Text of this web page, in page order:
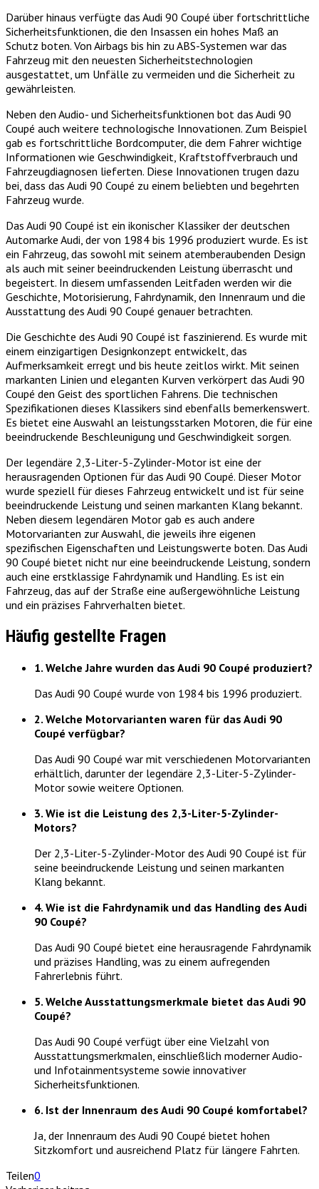
Darüber hinaus verfügte das Audi 90 Coupé über fortschrittliche
Sicherheitsfunktionen, die den Insassen ein hohes Maß an
Schutz boten. Von Airbags bis hin zu ABS-Systemen war das
Fahrzeug mit den neuesten Sicherheitstechnologien
ausgestattet, um Unfälle zu vermeiden und die Sicherheit zu
gewährleisten.
Neben den Audio- und Sicherheitsfunktionen bot das Audi 90
Coupé auch weitere technologische Innovationen. Zum Beispiel
gab es fortschrittliche Bordcomputer, die dem Fahrer wichtige
Informationen wie Geschwindigkeit, Kraftstoffverbrauch und
Fahrzeugdiagnosen lieferten. Diese Innovationen trugen dazu
bei, dass das Audi 90 Coupé zu einem beliebten und begehrten
Fahrzeug wurde.
Das Audi 90 Coupé ist ein ikonischer Klassiker der deutschen
Automarke Audi, der von 1984 bis 1996 produziert wurde. Es ist
ein Fahrzeug, das sowohl mit seinem atemberaubenden Design
als auch mit seiner beeindruckenden Leistung überrascht und
begeistert. In diesem umfassenden Leitfaden werden wir die
Geschichte, Motorisierung, Fahrdynamik, den Innenraum und die
Ausstattung des Audi 90 Coupé genauer betrachten.
Die Geschichte des Audi 90 Coupé ist faszinierend. Es wurde mit
einem einzigartigen Designkonzept entwickelt, das
Aufmerksamkeit erregt und bis heute zeitlos wirkt. Mit seinen
markanten Linien und eleganten Kurven verkörpert das Audi 90
Coupé den Geist des sportlichen Fahrens. Die technischen
Spezifikationen dieses Klassikers sind ebenfalls bemerkenswert.
Es bietet eine Auswahl an leistungsstarken Motoren, die für eine
beeindruckende Beschleunigung und Geschwindigkeit sorgen.
Der legendäre 2,3-Liter-5-Zylinder-Motor ist eine der
herausragenden Optionen für das Audi 90 Coupé. Dieser Motor
wurde speziell für dieses Fahrzeug entwickelt und ist für seine
beeindruckende Leistung und seinen markanten Klang bekannt.
Neben diesem legendären Motor gab es auch andere
Motorvarianten zur Auswahl, die jeweils ihre eigenen
spezifischen Eigenschaften und Leistungswerte boten. Das Audi
90 Coupé bietet nicht nur eine beeindruckende Leistung, sondern
auch eine erstklassige Fahrdynamik und Handling. Es ist ein
Fahrzeug, das auf der Straße eine außergewöhnliche Leistung
und ein präzises Fahrverhalten bietet.
Häufig gestellte Fragen
1. Welche Jahre wurden das Audi 90 Coupé produziert?
Das Audi 90 Coupé wurde von 1984 bis 1996 produziert.
2. Welche Motorvarianten waren für das Audi 90
Coupé verfügbar?
Das Audi 90 Coupé war mit verschiedenen Motorvarianten
erhältlich, darunter der legendäre 2,3-Liter-5-Zylinder-
Motor sowie weitere Optionen.
3. Wie ist die Leistung des 2,3-Liter-5-Zylinder-
Motors?
Der 2,3-Liter-5-Zylinder-Motor des Audi 90 Coupé ist für
seine beeindruckende Leistung und seinen markanten
Klang bekannt.
4. Wie ist die Fahrdynamik und das Handling des Audi
90 Coupé?
Das Audi 90 Coupé bietet eine herausragende Fahrdynamik
und präzises Handling, was zu einem aufregenden
Fahrerlebnis führt.
5. Welche Ausstattungsmerkmale bietet das Audi 90
Coupé?
Das Audi 90 Coupé verfügt über eine Vielzahl von
Ausstattungsmerkmalen, einschließlich moderner Audio-
und Infotainmentsysteme sowie innovativer
Sicherheitsfunktionen.
6. Ist der Innenraum des Audi 90 Coupé komfortabel?
Ja, der Innenraum des Audi 90 Coupé bietet hohen
Sitzkomfort und ausreichend Platz für längere Fahrten.
Teilen0